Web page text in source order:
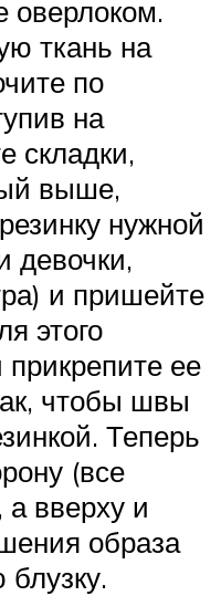
оверлоком.
ткань на
по
на
складки,
выше,
нужной
девочки,
и пришейте
этого
прикрепите ее
чтобы швы
Теперь
(все
а вверху и
образа